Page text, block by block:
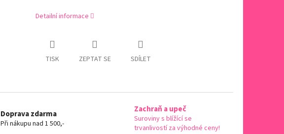
Detailní informace
TISK ZEPTAT SE SDÍLET
Doprava zdarma
Při nákupu nad 1 500,-
Zachraň a upeč
Suroviny s blížící se
trvanlivostí za výhodné ceny!